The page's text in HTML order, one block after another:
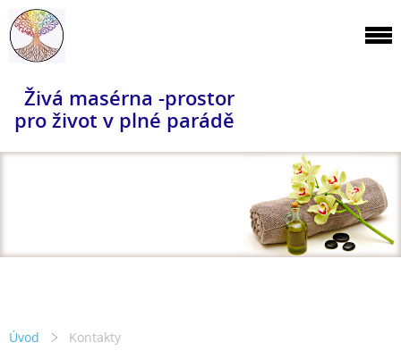
Živá masérna -prostor
pro život v plné parádě
Úvod Kontakty